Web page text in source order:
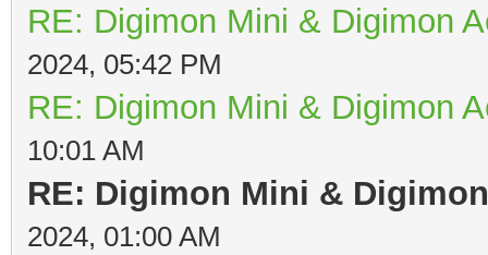
RE: Digimon Mini & Digimon
2024, 05:42 PM
RE: Digimon Mini & Digimon
10:01 AM
RE: Digimon Mini &
2024, 01:00 AM